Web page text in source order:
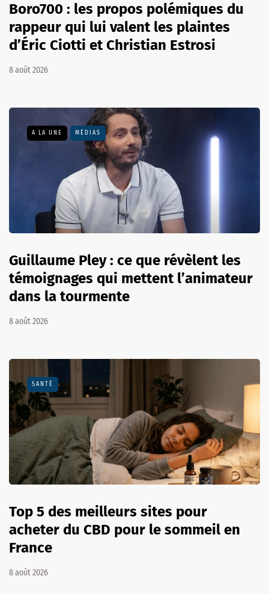
Boro700 : les propos polémiques du
rappeur qui lui valent les plaintes
d’Éric Ciotti et Christian Estrosi
8 août 2026
A LA UNE MÉDIAS
Guillaume Pley : ce que révèlent les
témoignages qui mettent l’animateur
dans la tourmente
8 août 2026
SANTÉ
Top 5 des meilleurs sites pour
acheter du CBD pour le sommeil en
France
8 août 2026